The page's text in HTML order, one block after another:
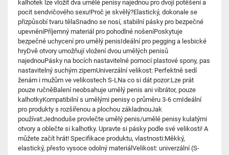
kalhotek lze vložit dva umělé penisy najednou pro dvojí potěšení a
pocit sendvičového sexu!Proč je skvělý?Elastický, dokonale se
přizpůsobí tvaru tělaSnadno se nosí, stabilní pásky pro bezpečné
upevněníPříjemný materiál pro pohodlné nošeníPoskytuje
bezpečné uchycení pro umělý penisIdeální pro pegging a lesbické
hryDvě otvory umožňují vložení dvou umělých penisů
najednouPásky na bocích nastavitelné pomocí plastové spony, pas
nastavitelný suchým zipemUniverzální velikost: Perfektně sedí
ženám i mužům ve velikostech S-LNa co si dát pozor:Lze prát
pouze ručněBalení neobsahuje umělý penis ani vibrátor, pouze
kalhotkyKompatibilní s umělými penisy o průměru 3-6 cmIdeální
pro produkty s rozšířenou a plochou základnouJak
používat:Jednoduše provlečte umělý penis/umělé penisy kulatými
otvory a oblečte si kalhotky. Upravte si pásky podle své velikosti! A
můžete začít hrát! Specifikace produktu, vlastnosti:Měkký,
elastický, přesto vysoce odolný materiálVelikost: univerzální (S-